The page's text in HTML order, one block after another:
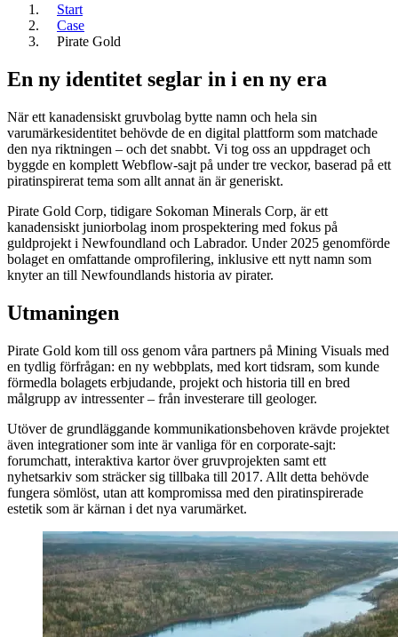
Start
Case
Pirate Gold
En ny identitet seglar in i en ny era
När ett kanadensiskt gruvbolag bytte namn och hela sin
varumärkesidentitet behövde de en digital plattform som matchade
den nya riktningen – och det snabbt. Vi tog oss an uppdraget och
byggde en komplett Webflow-sajt på under tre veckor, baserad på ett
piratinspirerat tema som allt annat än är generiskt.
Pirate Gold Corp, tidigare Sokoman Minerals Corp, är ett
kanadensiskt juniorbolag inom prospektering med fokus på
guldprojekt i Newfoundland och Labrador. Under 2025 genomförde
bolaget en omfattande omprofilering, inklusive ett nytt namn som
knyter an till Newfoundlands historia av pirater.
Utmaningen
Pirate Gold kom till oss genom våra partners på Mining Visuals med
en tydlig förfrågan: en ny webbplats, med kort tidsram, som kunde
förmedla bolagets erbjudande, projekt och historia till en bred
målgrupp av intressenter – från investerare till geologer.
Utöver de grundläggande kommunikationsbehoven krävde projektet
även integrationer som inte är vanliga för en corporate-sajt:
forumchatt, interaktiva kartor över gruvprojekten samt ett
nyhetsarkiv som sträcker sig tillbaka till 2017. Allt detta behövde
fungera sömlöst, utan att kompromissa med den piratinspirerade
estetik som är kärnan i det nya varumärket.